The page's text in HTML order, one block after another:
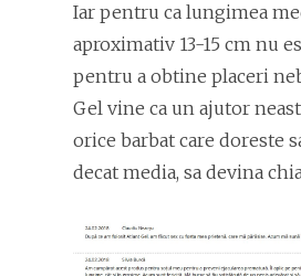
Iar pentru ca lungimea
aproximativ 13-15 cm nu
pentru a obtine placeri
Gel vine ca un ajutor
orice barbat care doreste
decat media, sa devina